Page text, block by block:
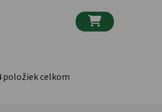

Ovládacie prvky výpisu
položiek celkom